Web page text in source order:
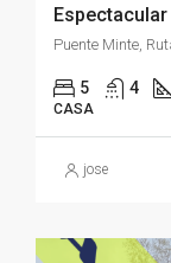
5 4
CASA
jose